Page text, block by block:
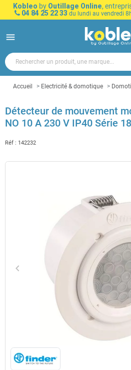
Kobleo by Outillage Online,
04 84 25 22 33 du lundi au vendredi
menu
Accueil Electricité & domotique
Détecteur de mouvement
NO 10 A 230 V IP40 Série
Réf : 142232
Précédent
keyboard_arrow_left